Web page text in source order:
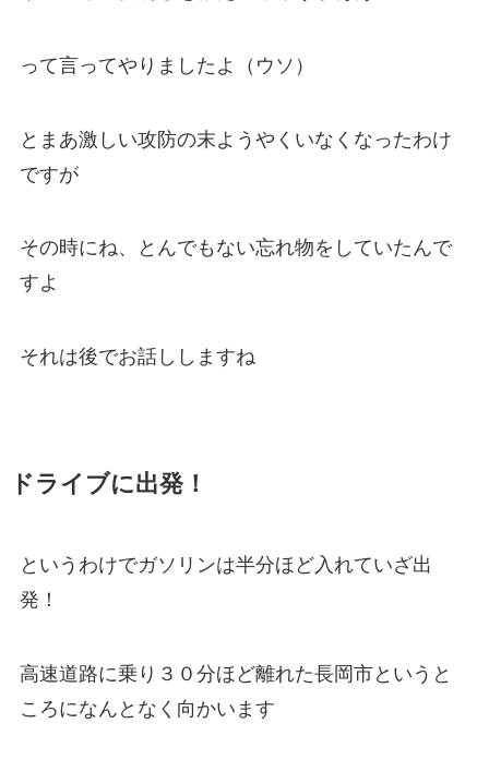
って言ってやりましたよ（ウソ）
とまあ激しい攻防の末ようやくいなくなったわけ
ですが
その時にね、とんでもない忘れ物をしていたんで
すよ
それは後でお話ししますね
ドライブに出発！
というわけでガソリンは半分ほど入れていざ出
発！
高速道路に乗り３０分ほど離れた長岡市というと
ころになんとなく向かいます